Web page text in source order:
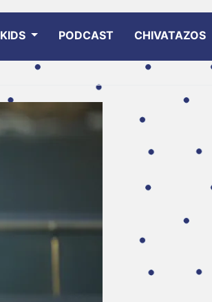
KIDS PODCAST CHIVATAZOS